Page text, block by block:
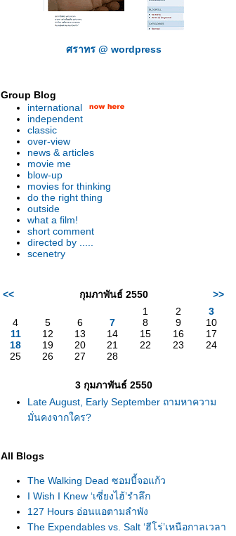
ศราทร @ wordpress
Group Blog
international
independent
classic
over-view
news & articles
movie me
blow-up
movies for thinking
do the right thing
outside
what a film!
short comment
directed by .....
scenetry
<< กุมภาพันธ์ 2550
>>
1
2
3
4
5 6 7 8 9
10
11
12 13 14 15 16
17
18
19 20 21 22 23
24
25
26 27 28
3 กุมภาพันธ์ 2550
Late August, Early September ถามหาความ
มั่นคงจากใคร?
All Blogs
The Walking Dead ซอมบี้จอแก้ว
I Wish I Knew ‘เซี่ยงไฮ้’รำลึก
127 Hours อ่อนแอตามลำพัง
The Expendables vs. Salt ‘ฮีโร่’เหนือกาลเวลา